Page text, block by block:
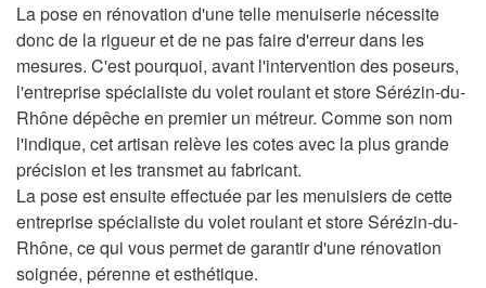
La pose en rénovation d'une telle menuiserie nécessite
donc de la rigueur et de ne pas faire d'erreur dans les
mesures. C'est pourquoi, avant l'intervention des poseurs,
l'entreprise spécialiste du volet roulant et store Sérézin-du-
Rhône dépêche en premier un métreur. Comme son nom
l'indique, cet artisan relève les cotes avec la plus grande
précision et les transmet au fabricant.
La pose est ensuite effectuée par les menuisiers de cette
entreprise spécialiste du volet roulant et store Sérézin-du-
Rhône, ce qui vous permet de garantir d'une rénovation
soignée, pérenne et esthétique.